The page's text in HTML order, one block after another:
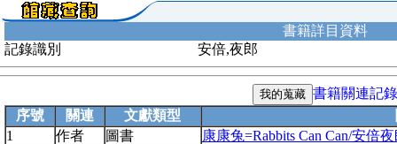
書籍詳目資料
記錄識別
安倍,夜郎
書籍關連記錄
序號
關連 文獻類型
1
作者 圖書
康康兔=Rabbits Can Can/安倍